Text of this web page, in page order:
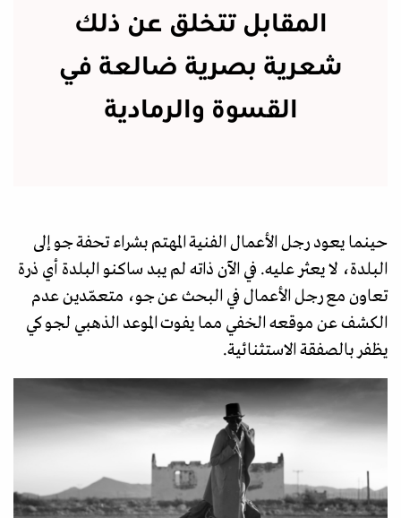
المقابل تتخلق عن ذلك
شعرية بصرية ضالعة في
القسوة والرمادية
حينما يعود رجل الأعمال الفنية المهتم بشراء تحفة جو إلى
البلدة، لا يعثر عليه. في الآن ذاته لم يبد ساكنو البلدة أي ذرة
تعاون مع رجل الأعمال في البحث عن جو، متعمّدين عدم
الكشف عن موقعه الخفي مما يفوت الموعد الذهبي لجو كي
يظفر بالصفقة الاستثنائية.